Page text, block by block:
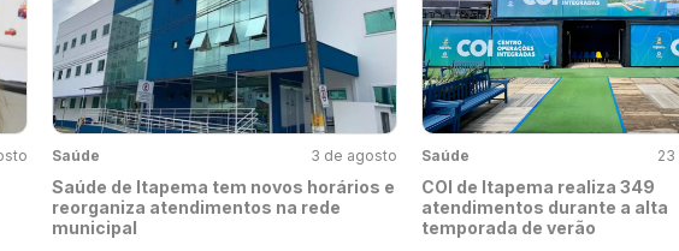
Saúde 3 de agosto
Saúde de Itapema tem novos horários e
reorganiza atendimentos na rede
municipal
Saúde
COI de Itapema realiza 349
atendimentos durante a alta
temporada de verão